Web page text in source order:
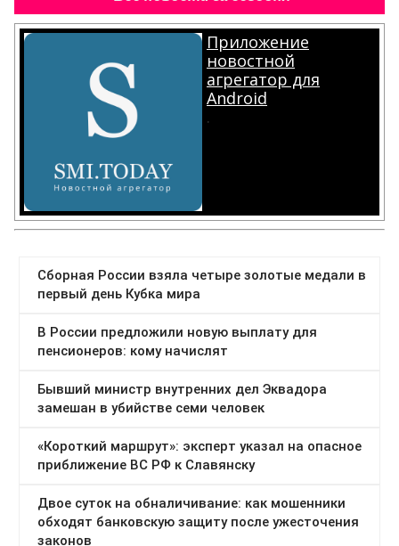
Приложение
новостной
агрегатор для
Android
.